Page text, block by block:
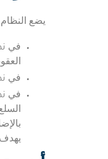
يضع
في
في
في